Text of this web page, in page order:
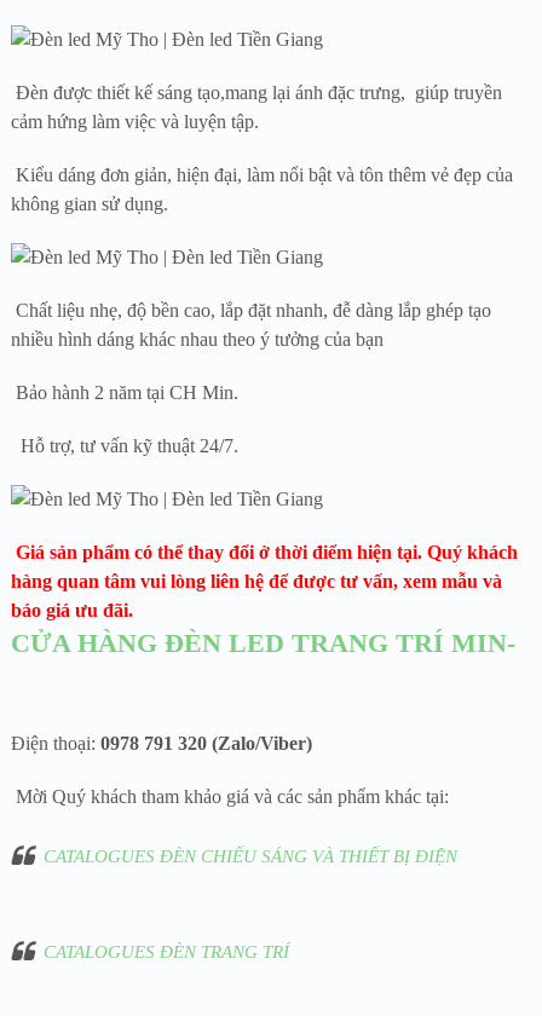
Đèn được thiết kế sáng tạo,mang lại ánh đặc trưng, giúp truyền
cảm hứng làm việc và luyện tập.
Kiểu dáng đơn giản, hiện đại, làm nổi bật và tôn thêm vẻ đẹp của
không gian sử dụng.
Chất liệu nhẹ, độ bền cao, lắp đặt nhanh, đễ dàng lắp ghép tạo
nhiều hình dáng khác nhau theo ý tưởng của bạn
Bảo hành 2 năm tại CH Min.
Hỗ trợ, tư vấn kỹ thuật 24/7.
Giá sản phẩm có thể thay đổi ở thời điểm hiện tại. Quý khách
hàng quan tâm vui lòng liên hệ để được tư vấn, xem mẫu và
báo giá ưu đãi.
CỬA HÀNG ĐÈN LED TRANG TRÍ MIN-
Điện thoại: 0978 791 320 (Zalo/Viber)
Mời Quý khách tham khảo giá và các sản phẩm khác tại:
CATALOGUES ĐÈN CHIẾU SÁNG VÀ THIẾT BỊ ĐIỆN
CATALOGUES ĐÈN TRANG TRÍ